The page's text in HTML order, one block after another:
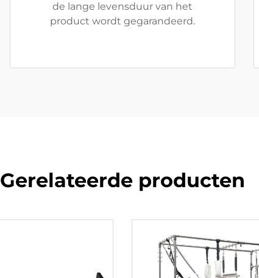
de lange levensduur van het
product wordt gegarandeerd.
Gerelateerde producten